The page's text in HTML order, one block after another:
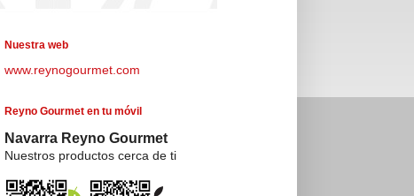
Nuestra web
www.reynogourmet.com
Reyno Gourmet en tu móvil
Navarra Reyno Gourmet
Nuestros productos cerca de ti